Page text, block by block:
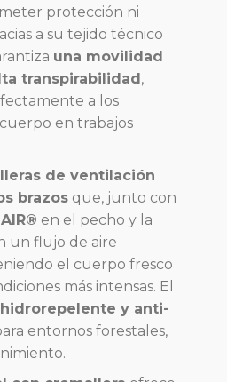
protección ni
a su tejido técnico
una movilidad
transpirabilidad ,
a los
en trabajos
de ventilación
brazos que, junto con
en el pecho y la
un flujo de aire
el cuerpo fresco
más intensas. El
hidrorepelente y anti-
entornos forestales,